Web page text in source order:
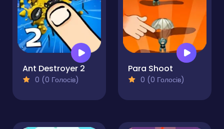
Ant Destroyer 2
0 (0 Голосів)
Para Shoot
0 (0 Голосів)